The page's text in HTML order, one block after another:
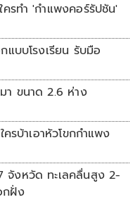
รทำ 'กำแพงคอร์รัปชัน'
แบบโรงเรียน รับมือ
า ขนาด 2.6 ห่าง
รบ้าเอาหัวโขกกำแพง
จังหวัด ทะเลคลื่นสูง 2-
กฝั่ง